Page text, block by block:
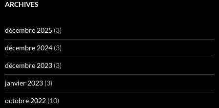
ARCHIVES
décembre 2025 (3)
décembre 2024 (3)
décembre 2023 (3)
janvier 2023 (3)
octobre 2022 (10)